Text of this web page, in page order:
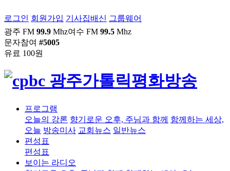
로그인 회원가입 기사집배신 그룹웨어
광주 FM 99.9 Mhz여수 FM 99.5 Mhz
문자참여 #5005
유료 100원
프로그램
오늘의 강론 향기로운 오후, 주님과 함께 함께하는 세상,
오늘 방송미사 교회뉴스 일반뉴스
편성표
편성표
보이는 라디오